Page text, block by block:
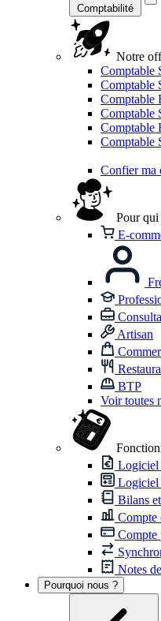
Comptabilité
Notre
Comptable
Comptable
Comptable
Comptable
Comptable
Comptable
Confier ma
Pour qui
E-
Artisan
BTP
Voir toutes
Logiciel
Logiciel
Bilans
Compte
Compte
Notes
Pourquoi nous ?